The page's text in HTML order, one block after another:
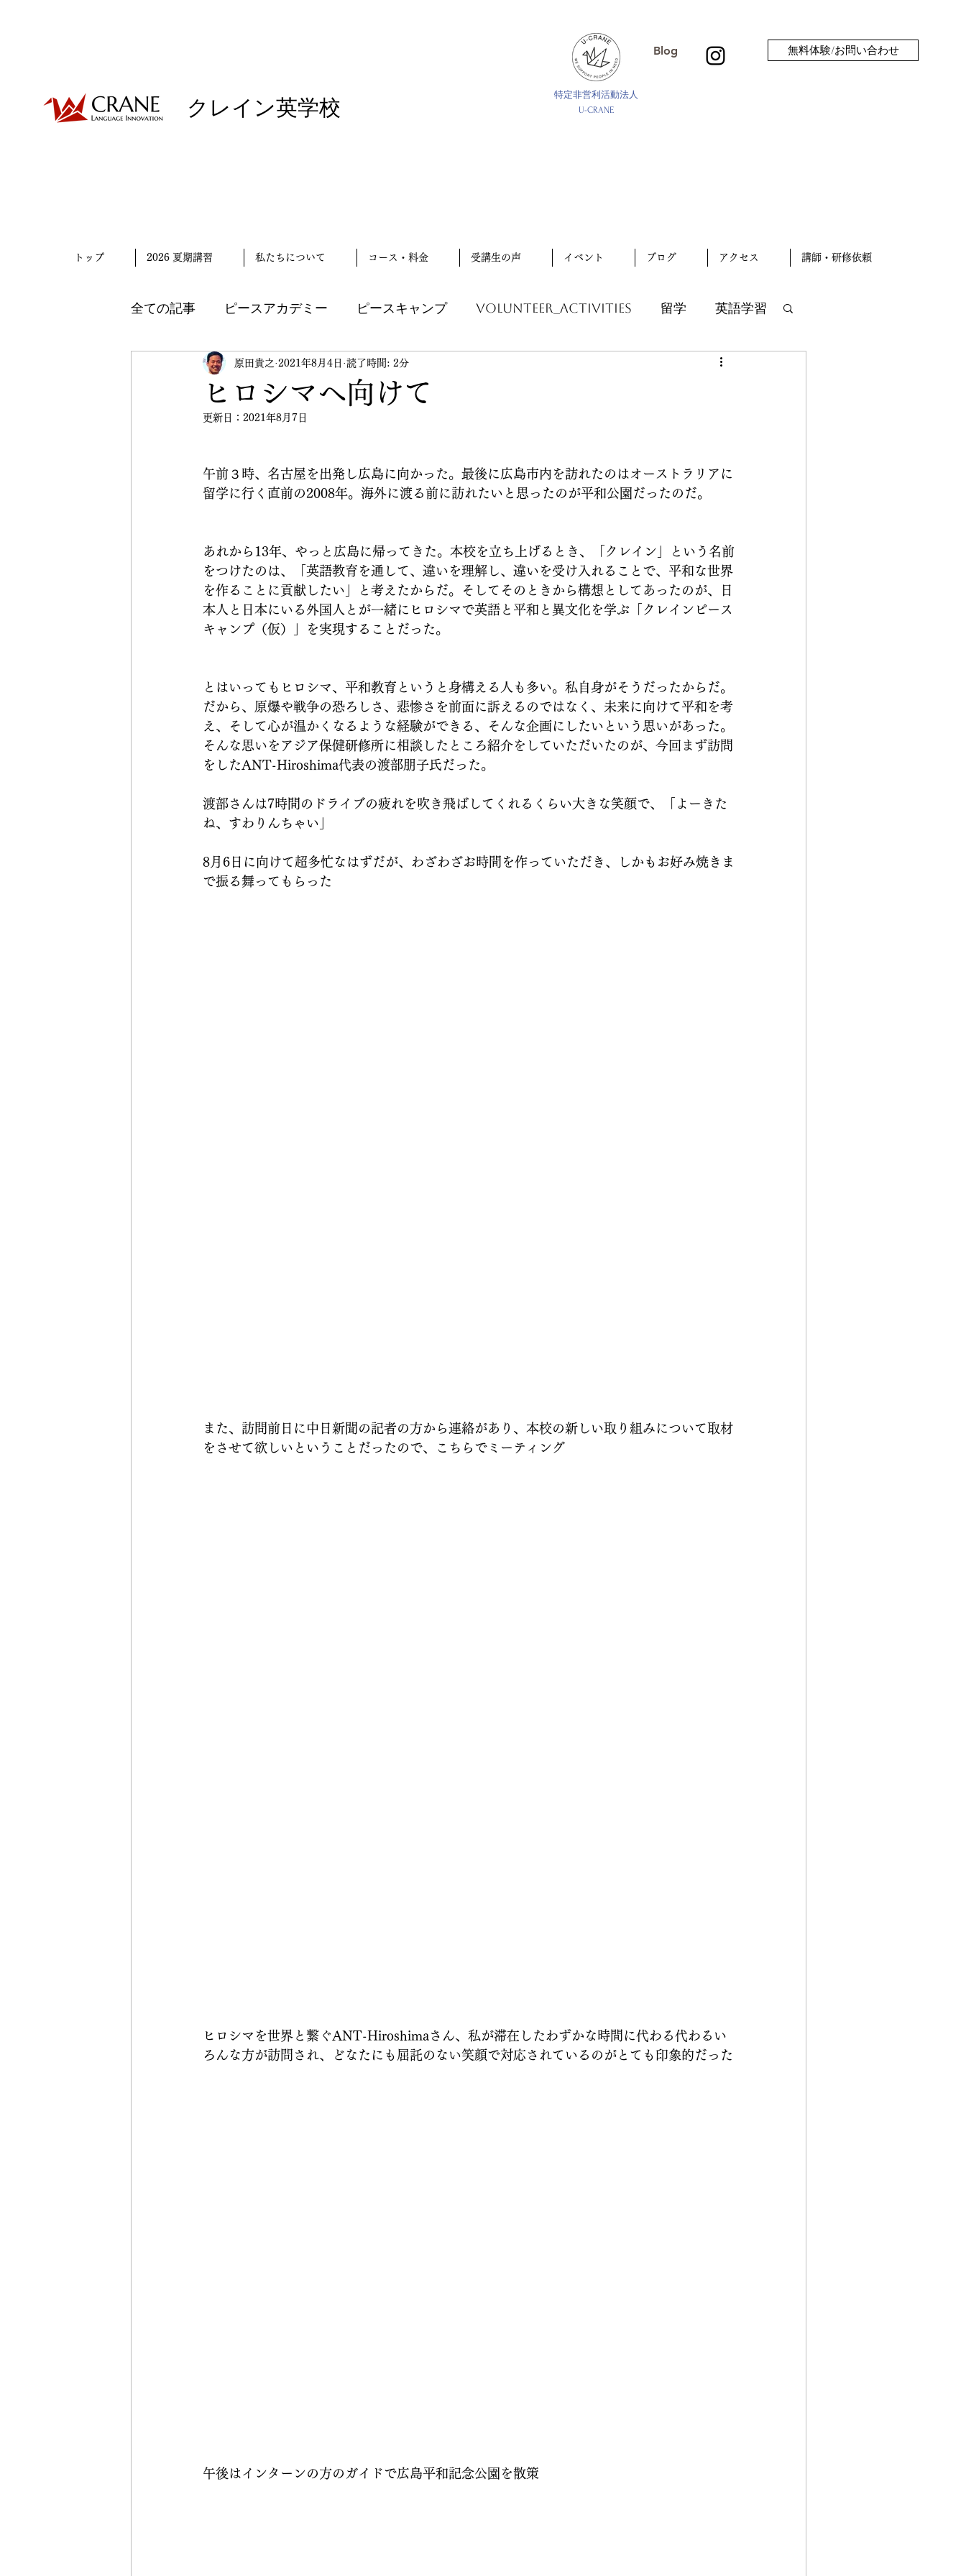
クレイン英学校
Blog
特定非営利活動法人
U-CRANE
無料体験/お問い合わせ
トップ 2026 夏期講習 私たちについて コース・料金 受講生の声 イベント ブログ アクセス 講師・研修依頼
全ての記事 ピースアカデミー ピースキャンプ volunteer_activities 留学 英語学習
受験英語 英検 イベント 講習会
CRANE Peace Initiative
ヒロシマへ向けて
原田貴之 2021年8月4日 読了時間: 2分
更新日： 2021年8月7日
午前３時、名古屋を出発し広島に向かった。最後に広島市内を訪れたのはオーストラリアに
留学に行く直前の2008年。海外に渡る前に訪れたいと思ったのが平和公園だったのだ。
あれから13年、やっと広島に帰ってきた。本校を立ち上げるとき、「クレイン」という名前
をつけたのは、「英語教育を通して、違いを理解し、違いを受け入れることで、平和な世界
を作ることに貢献したい」と考えたからだ。そしてそのときから構想としてあったのが、日
本人と日本にいる外国人とが一緒にヒロシマで英語と平和と異文化を学ぶ「クレインピース
キャンプ（仮）」を実現することだった。
とはいってもヒロシマ、平和教育というと身構える人も多い。私自身がそうだったからだ。
だから、原爆や戦争の恐ろしさ、悲惨さを前面に訴えるのではなく、未来に向けて平和を考
え、そして心が温かくなるような経験ができる、そんな企画にしたいという思いがあった。
そんな思いをアジア保健研修所に相談したところ紹介をしていただいたのが、今回まず訪問
をしたANT-Hiroshima代表の渡部朋子氏だった。
渡部さんは7時間のドライブの疲れを吹き飛ばしてくれるくらい大きな笑顔で、「よーきた
ね、すわりんちゃい」
8月6日に向けて超多忙なはずだが、わざわざお時間を作っていただき、しかもお好み焼きま
で振る舞ってもらった
また、訪問前日に中日新聞の記者の方から連絡があり、本校の新しい取り組みについて取材
をさせて欲しいということだったので、こちらでミーティング
ヒロシマを世界と繋ぐANT-Hiroshimaさん、私が滞在したわずかな時間に代わる代わるい
ろんな方が訪問され、どなたにも屈託のない笑顔で対応されているのがとても印象的だった
午後はインターンの方のガイドで広島平和記念公園を散策